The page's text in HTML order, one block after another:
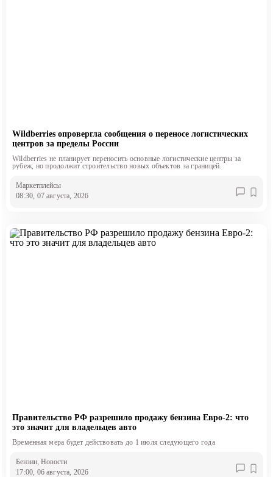
Wildberries опровергла сообщения о переносе логистических
центров за пределы России
Wildberries не планирует переносить основные логистические центры за
рубеж, но продолжит строительство новых объектов за границей.
Маркетплейсы
08:30, 07 августа, 2026
Правительство РФ разрешило продажу бензина Евро-2: что
это значит для владельцев авто
Временная мера будет действовать до 1 июля следующего года
Бензин, Новости
17:00, 06 августа, 2026